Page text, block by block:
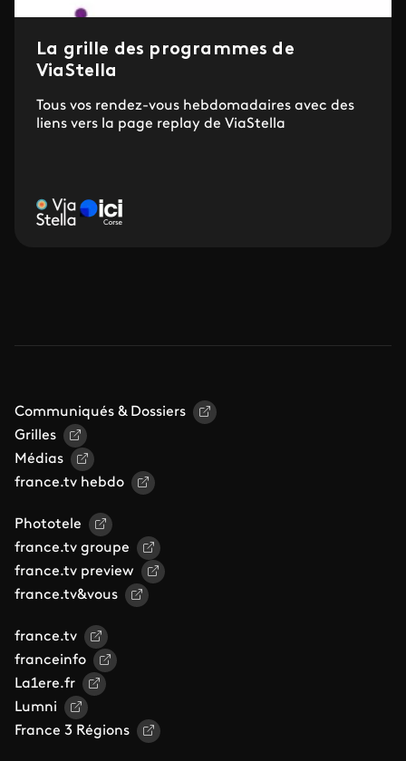
La grille des programmes de
ViaStella
Tous vos rendez-vous hebdomadaires avec des
liens vers la page replay de ViaStella
Communiqués & Dossiers
Grilles
Médias
france.tv hebdo
Phototele
france.tv groupe
france.tv preview
france.tv&vous
france.tv
franceinfo
La1ere.fr
Lumni
France 3 Régions